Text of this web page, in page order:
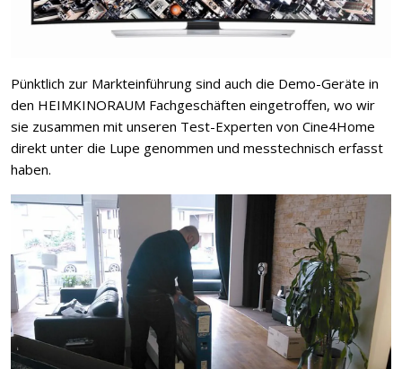
Pünktlich zur Markteinführung sind auch die Demo-Geräte in
den HEIMKINORAUM Fachgeschäften eingetroffen, wo wir
sie zusammen mit unseren Test-Experten von Cine4Home
direkt unter die Lupe genommen und messtechnisch erfasst
haben.